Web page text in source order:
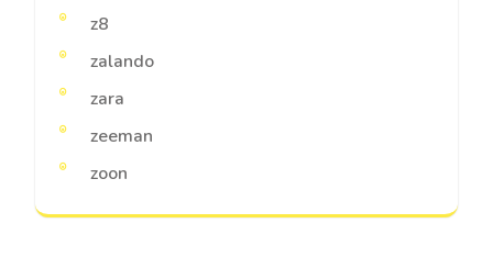
z8
zalando
zara
zeeman
zoon